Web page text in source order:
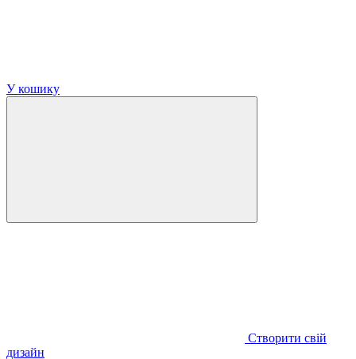
У кошику
Створити свій
дизайн